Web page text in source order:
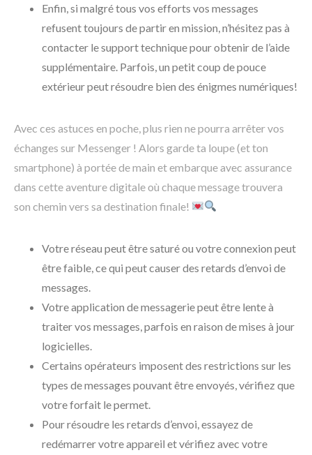
Enfin, si malgré tous vos efforts vos messages
refusent toujours de partir en mission, n’hésitez pas à
contacter le support technique pour obtenir de l’aide
supplémentaire. Parfois, un petit coup de pouce
extérieur peut résoudre bien des énigmes numériques!
Avec ces astuces en poche, plus rien ne pourra arrêter vos
échanges sur Messenger ! Alors garde ta loupe (et ton
smartphone) à portée de main et embarque avec assurance
dans cette aventure digitale où chaque message trouvera
son chemin vers sa destination finale!
Votre réseau peut être saturé ou votre connexion peut
être faible, ce qui peut causer des retards d’envoi de
messages.
Votre application de messagerie peut être lente à
traiter vos messages, parfois en raison de mises à jour
logicielles.
Certains opérateurs imposent des restrictions sur les
types de messages pouvant être envoyés, vérifiez que
votre forfait le permet.
Pour résoudre les retards d’envoi, essayez de
redémarrer votre appareil et vérifiez avec votre